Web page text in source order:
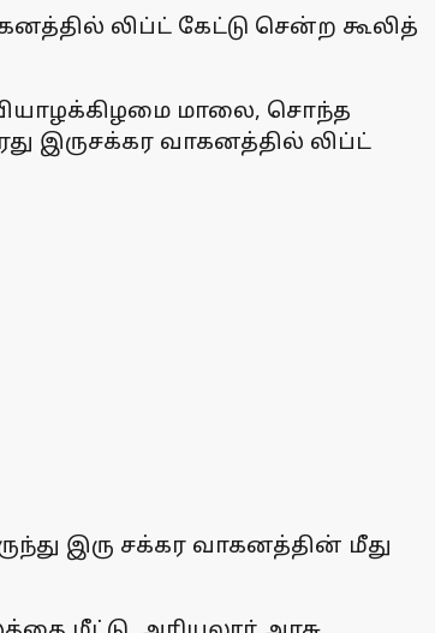
லிப்ட் கேட்டு சென்ற கூலித்
வியாழக்கிழமை மாலை, சொந்த
இருசக்கர வாகனத்தில் லிப்ட்
இரு சக்கர வாகனத்தின் மீது